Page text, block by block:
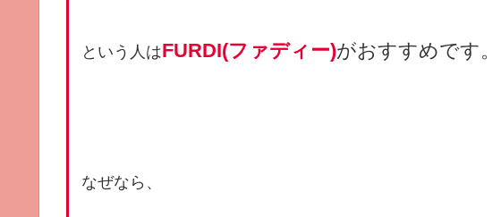
という人はFURDI(ファディー)がおすすめです。
なぜなら、